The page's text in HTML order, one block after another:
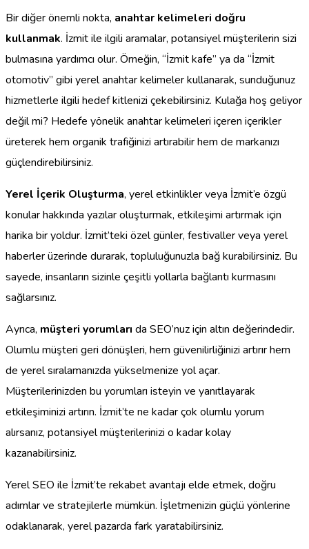
Bir diğer önemli nokta, anahtar kelimeleri doğru
kullanmak. İzmit ile ilgili aramalar, potansiyel müşterilerin sizi
bulmasına yardımcı olur. Örneğin, “İzmit kafe” ya da “İzmit
otomotiv” gibi yerel anahtar kelimeler kullanarak, sunduğunuz
hizmetlerle ilgili hedef kitlenizi çekebilirsiniz. Kulağa hoş geliyor
değil mi? Hedefe yönelik anahtar kelimeleri içeren içerikler
üreterek hem organik trafiğinizi artırabilir hem de markanızı
güçlendirebilirsiniz.
Yerel İçerik Oluşturma, yerel etkinlikler veya İzmit’e özgü
konular hakkında yazılar oluşturmak, etkileşimi artırmak için
harika bir yoldur. İzmit’teki özel günler, festivaller veya yerel
haberler üzerinde durarak, topluluğunuzla bağ kurabilirsiniz. Bu
sayede, insanların sizinle çeşitli yollarla bağlantı kurmasını
sağlarsınız.
Ayrıca, müşteri yorumları da SEO’nuz için altın değerindedir.
Olumlu müşteri geri dönüşleri, hem güvenilirliğinizi artırır hem
de yerel sıralamanızda yükselmenize yol açar.
Müşterilerinizden bu yorumları isteyin ve yanıtlayarak
etkileşiminizi artırın. İzmit’te ne kadar çok olumlu yorum
alırsanız, potansiyel müşterilerinizi o kadar kolay
kazanabilirsiniz.
Yerel SEO ile İzmit’te rekabet avantajı elde etmek, doğru
adımlar ve stratejilerle mümkün. İşletmenizin güçlü yönlerine
odaklanarak, yerel pazarda fark yaratabilirsiniz.